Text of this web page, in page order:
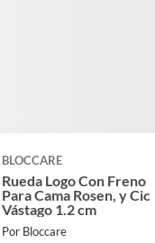
BLOCCARE
Rueda Logo Con Freno
Para Cama Rosen, y Cic
Vástago 1.2 cm
Por Bloccare